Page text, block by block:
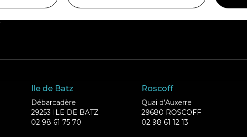
Ile de Batz
Débarcadère
29253 ILE DE BATZ
02 98 61 75 70
Roscoff
Quai d’Auxerre
29680 ROSCOFF
02 98 61 12 13